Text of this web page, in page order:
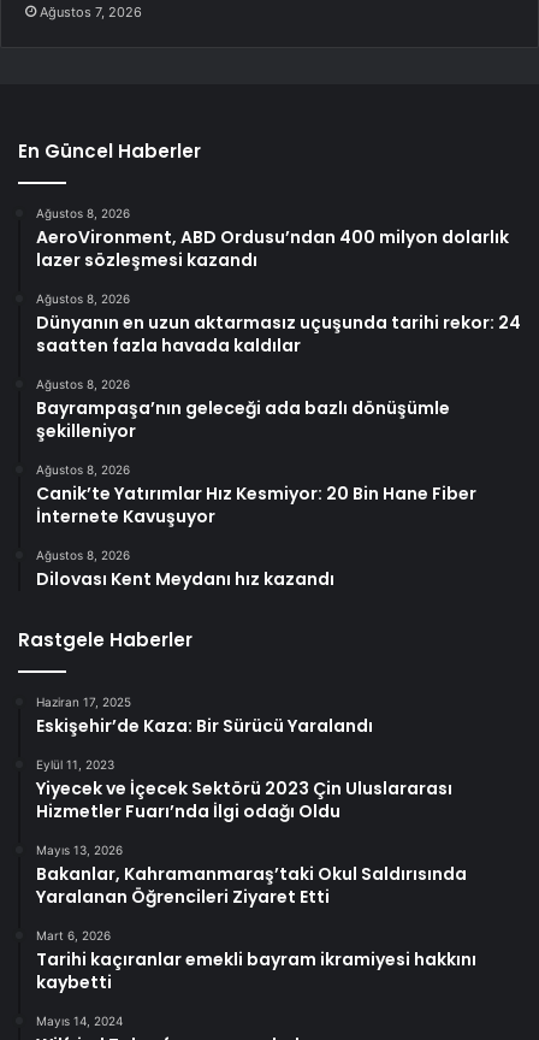
Ağustos 7, 2026
En Güncel Haberler
Ağustos 8, 2026
AeroVironment, ABD Ordusu’ndan 400 milyon dolarlık
lazer sözleşmesi kazandı
Ağustos 8, 2026
Dünyanın en uzun aktarmasız uçuşunda tarihi rekor: 24
saatten fazla havada kaldılar
Ağustos 8, 2026
Bayrampaşa’nın geleceği ada bazlı dönüşümle
şekilleniyor
Ağustos 8, 2026
Canik’te Yatırımlar Hız Kesmiyor: 20 Bin Hane Fiber
İnternete Kavuşuyor
Ağustos 8, 2026
Dilovası Kent Meydanı hız kazandı
Rastgele Haberler
Haziran 17, 2025
Eskişehir’de Kaza: Bir Sürücü Yaralandı
Eylül 11, 2023
Yiyecek ve İçecek Sektörü 2023 Çin Uluslararası
Hizmetler Fuarı’nda İlgi odağı Oldu
Mayıs 13, 2026
Bakanlar, Kahramanmaraş’taki Okul Saldırısında
Yaralanan Öğrencileri Ziyaret Etti
Mart 6, 2026
Tarihi kaçıranlar emekli bayram ikramiyesi hakkını
kaybetti
Mayıs 14, 2024